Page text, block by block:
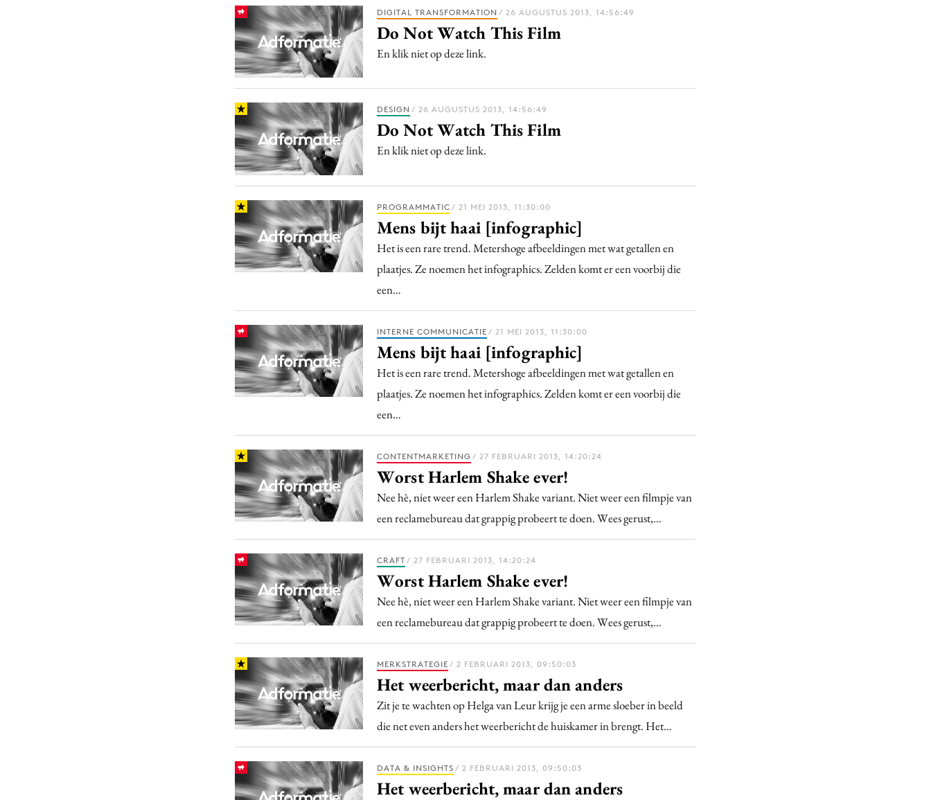
Gedragsverandering
Influencer marketing
Interne communicatie
Purpose Marketing
Reputatie & crisis
DIGITAL TRANSFORMATION / 26 AUGUSTUS 2013, 14:56:49
Do Not Watch This Film
En klik niet op deze link.
DESIGN / 26 AUGUSTUS 2013, 14:56:49
Do Not Watch This Film
En klik niet op deze link.
PROGRAMMATIC / 21 MEI 2013, 11:30:00
Mens bijt haai [infographic]
Het is een rare trend. Metershoge afbeeldingen met wat getallen en
plaatjes. Ze noemen het infographics. Zelden komt er een voorbij die
een…
INTERNE COMMUNICATIE / 21 MEI 2013, 11:30:00
Mens bijt haai [infographic]
Het is een rare trend. Metershoge afbeeldingen met wat getallen en
plaatjes. Ze noemen het infographics. Zelden komt er een voorbij die
een…
CONTENTMARKETING / 27 FEBRUARI 2013, 14:20:24
Worst Harlem Shake ever!
Nee hè, niet weer een Harlem Shake variant. Niet weer een filmpje van
een reclamebureau dat grappig probeert te doen. Wees gerust,…
CRAFT / 27 FEBRUARI 2013, 14:20:24
Worst Harlem Shake ever!
Nee hè, niet weer een Harlem Shake variant. Niet weer een filmpje van
een reclamebureau dat grappig probeert te doen. Wees gerust,…
MERKSTRATEGIE / 2 FEBRUARI 2013, 09:50:03
Het weerbericht, maar dan anders
Zit je te wachten op Helga van Leur krijg je een arme sloeber in beeld
die net even anders het weerbericht de huiskamer in brengt. Het…
DATA & INSIGHTS / 2 FEBRUARI 2013, 09:50:03
Het weerbericht, maar dan anders